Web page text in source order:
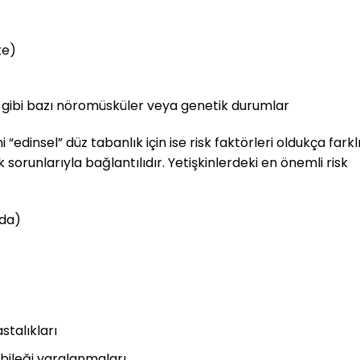
bazı nöromüsküler veya genetik durumlar
düz tabanlık için ise risk faktörleri oldukça
bağlantılıdır. Yetişkinlerdeki en önemli risk